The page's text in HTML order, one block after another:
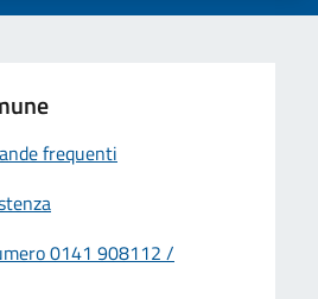
frequenti
0141 908112 /